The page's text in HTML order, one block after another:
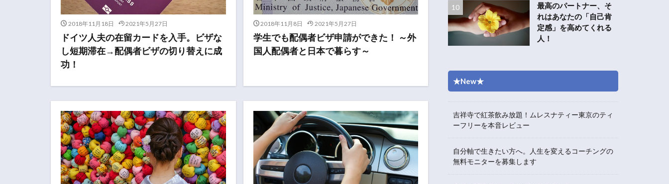
2018年11月18日 2021年5月27日
ドイツ人夫の在留カードを入手。ビザな
し短期滞在→配偶者ビザの切り替えに成
功！
2018年11月8日 2021年5月27日
学生でも配偶者ビザ申請ができた！ ～外
国人配偶者と日本で暮らす～
最高のパートナー、そ
れはあなたの「自己肯
定感」を高めてくれる
人！
★New★
吉祥寺で紅茶飲み放題！ムレスナティー東京のティ
ーフリーを本音レビュー
自分軸で生きたい方へ。人生を変えるコーチングの
無料モニターを募集します